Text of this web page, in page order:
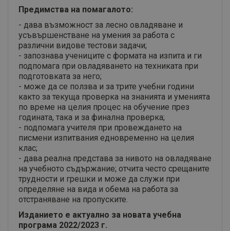
Предимства на помагалото:
- дава възможност за лесно овладяване и
усъвършенстване на умения за работа с
различни видове тестови задачи;
- запознава учениците с формата на изпита и ги
подпомага при овладяването на техниката при
подготовката за него;
- може да се ползва и за трите учебни години
както за текуща проверка на знанията и уменията
по време на целия процес на обучение през
годината, така и за финална проверка;
- подпомага учителя при провеждането на
писмени изпитвания едновременно на целия
клас;
- дава реална представа за нивото на овладяване
на учебното съдържание; отчита често срещаните
трудности и грешки и може да служи при
определяне на вида и обема на работа за
отстраняване на пропуските.
Изданието е актуално за новата учебна
програма 2022/2023 г.